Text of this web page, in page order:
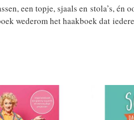
een topje, sjaals en stola’s,
wederom het haakboek dat